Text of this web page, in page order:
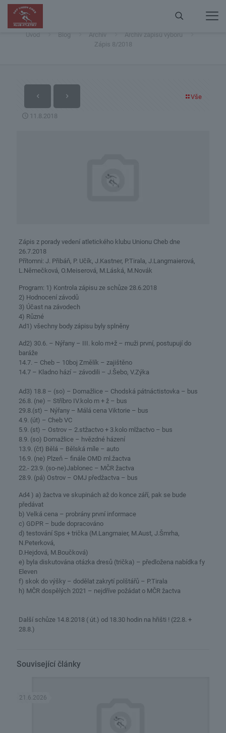
Úvod Blog Archiv
Archiv zápisů výboru
Zápis 8/2018
Vše
11.8.2018
Zápis z porady vedení atletického klubu Unionu Cheb dne
26.7.2018
Přítomni: J. Přibáň, P. Učík, J.Kastner, P.Tirala, J.Langmaierová,
L.Němečková, O.Meiserová, M.Láská, M.Novák
Program: 1) Kontrola zápisu ze schůze 28.6.2018
2) Hodnocení závodů
3) Účast na závodech
4) Různé
Ad1) všechny body zápisu byly splněny
Ad2) 30.6. – Nýřany – III. kolo m+ž – muži první, postupují do
baráže
14.7. – Cheb – 10boj Změlík – zajištěno
14.7 – Kladno hází – závodili – J.Šebo, V.Zýka
Ad3) 18.8 – (so) – Domažlice – Chodská pátnáctistovka – bus
26.8. (ne) – Stříbro IV.kolo m + ž – bus
29.8.(st) – Nýřany – Málá cena Viktorie – bus
4.9. (út) – Cheb VC
5.9. (st) – Ostrov – 2.stžactvo + 3.kolo mlžactvo – bus
8.9. (so) Domažlice – hvězdné házení
13.9. (čt) Bělá – Bělská míle – auto
16.9. (ne) Plzeň – finále OMD ml.žactva
22.- 23.9. (so-ne)Jablonec – MČR žactva
28.9. (pá) Ostrov – OMJ předžactva – bus
Ad4 ) a) žactva ve skupinách až do konce září, pak se bude
předávat
b) Velká cena – probrány první informace
c) GDPR – bude dopracováno
d) testování Sps + trička (M.Langmaier, M.Aust, J.Šmrha,
N.Peterková,
D.Hejdová, M.Boučková)
e) byla diskutována otázka dresů (trička) – předložena nabídka fy
Eleven
f) skok do výšky – dodělat zakrytí polštářů – P.Tirala
h) MČR dospělých 2021 – nejdříve požádat o MČR žactva
Další schůze 14.8.2018 ( út.) od 18.30 hodin na hřišti ! (22.8. +
28.8.)
Související články
21.6.2026